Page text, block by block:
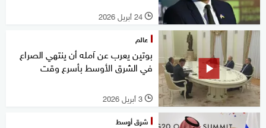
l 24 أبريل 2026
عالم
بوتين يعرب عن آمله أن ينتهي الصراع
في الشرق الأوسط بأسرع وقت
l 3 أبريل 2026
شرق أوسط